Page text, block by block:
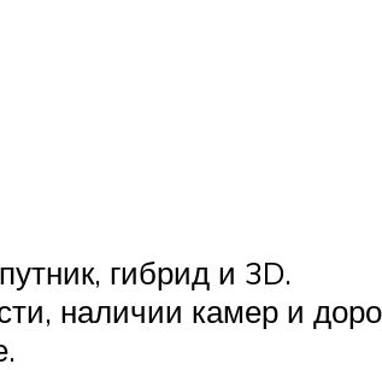
гибрид и 3D.
наличии камер и